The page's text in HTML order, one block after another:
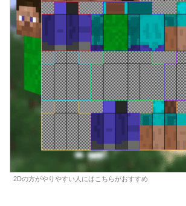
2Dの方がやりやすい人にはこちらがおすすめ